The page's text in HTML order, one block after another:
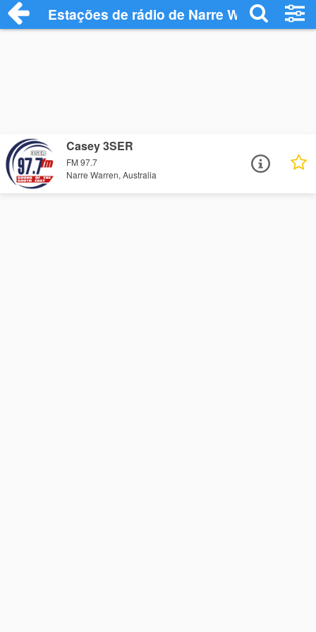
Estações de rádio de Narre Warren -
Casey 3SER
FM 97.7
Narre Warren, Australia